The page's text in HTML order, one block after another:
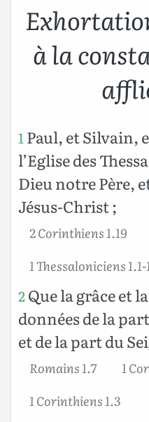
à la
1 Paul, et Silvain,
l’Eglise des
Dieu notre Père,
Jésus-Christ ;
2 Corinthiens 1.19
1 Thessaloniciens 1.1-
2Que la grâce et
données de la
et de la part du
Romains 1.7
1
1 Corinthiens 1.3